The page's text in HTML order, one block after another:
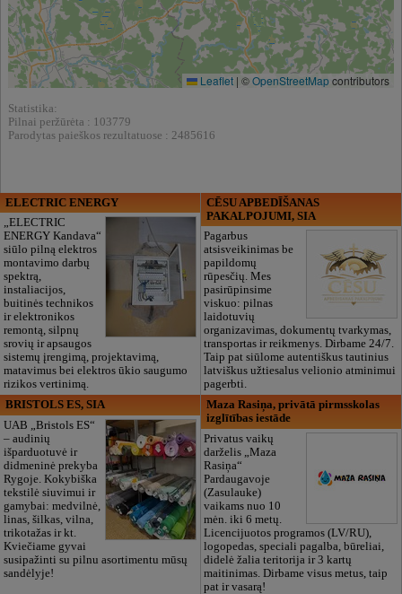
Leaflet | ©OpenStreetMapcontributors
Statistika:
Pilnai peržūrėta : 103779
Parodytas paieškos rezultatuose : 2485616
ELECTRIC ENERGY
„ELECTRIC
ENERGY Kandava“
siūlo pilną elektros
montavimo darbų
spektrą,
instaliacijos,
buitinės technikos
ir elektronikos
remontą, silpnų
srovių ir apsaugos
sistemų įrengimą, projektavimą,
matavimus bei elektros ūkio saugumo
rizikos vertinimą.
CĒSU APBEDĪŠANAS
PAKALPOJUMI, SIA
Pagarbus
atsisveikinimas be
papildomų
rūpesčių. Mes
pasirūpinsime
viskuo: pilnas
laidotuvių
organizavimas, dokumentų tvarkymas,
transportas ir reikmenys. Dirbame 24/7.
Taip pat siūlome autentiškus tautinius
latviškus užtiesalus velionio atminimui
pagerbti.
BRISTOLS ES, SIA
UAB „Bristols ES“
– audinių
išparduotuvė ir
didmeninė prekyba
Rygoje. Kokybiška
tekstilė siuvimui ir
gamybai: medvilnė,
linas, šilkas, vilna,
trikotažas ir kt.
Kviečiame gyvai
susipažinti su pilnu asortimentu mūsų
sandėlyje!
Maza Rasiņa, privātā pirmsskolas
izglītības iestāde
Privatus vaikų
darželis „Maza
Rasiņa“
Pardaugavoje
(Zasulauke)
vaikams nuo 10
mėn. iki 6 metų.
Licencijuotos programos (LV/RU),
logopedas, speciali pagalba, būreliai,
didelė žalia teritorija ir 3 kartų
maitinimas. Dirbame visus metus, taip
pat ir vasarą!